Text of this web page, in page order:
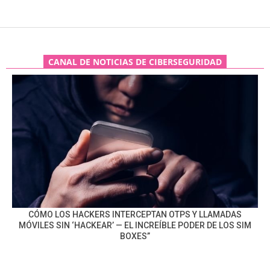
CANAL DE NOTICIAS DE CIBERSEGURIDAD
CÓMO LOS HACKERS INTERCEPTAN OTPS Y LLAMADAS
MÓVILES SIN ‘HACKEAR’ — EL INCREÍBLE PODER DE LOS SIM
BOXES”